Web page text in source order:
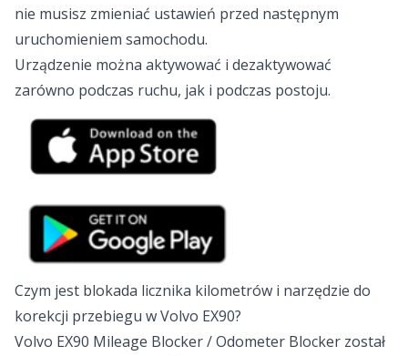
nie musisz zmieniać ustawień przed następnym
uruchomieniem samochodu.
Urządzenie można aktywować i dezaktywować
zarówno podczas ruchu, jak i podczas postoju.
Czym jest blokada licznika kilometrów i narzędzie do
korekcji przebiegu w Volvo EX90?
Volvo EX90 Mileage Blocker / Odometer Blocker został